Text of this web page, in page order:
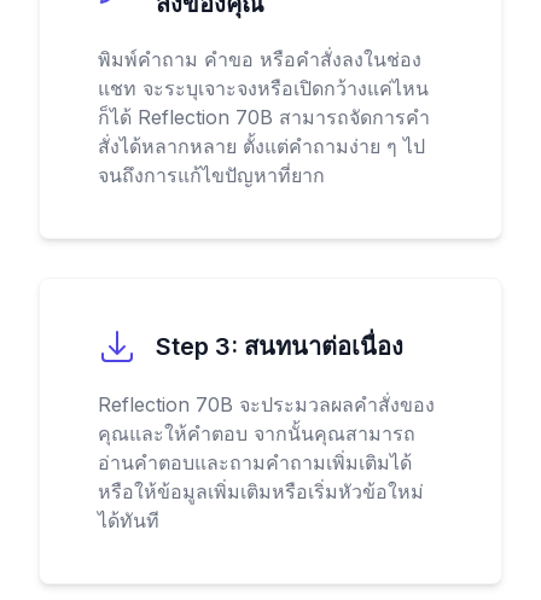
พิมพ์คำถาม คำขอ หรือคำสั่งลงในช่อง
แชท จะระบุเจาะจงหรือเปิดกว้างแค่ไหน
ก็ได้ Reflection 70B สามารถจัดการคำ
สั่งได้หลากหลาย ตั้งแต่คำถามง่าย ๆ ไป
จนถึงการแก้ไขปัญหาที่ยาก
Step 3: สนทนาต่อเนื่อง
Reflection 70B จะประมวลผลคำสั่งของ
คุณและให้คำตอบ จากนั้นคุณสามารถ
อ่านคำตอบและถามคำถามเพิ่มเติมได้
หรือให้ข้อมูลเพิ่มเติมหรือเริ่มหัวข้อใหม่
ได้ทันที